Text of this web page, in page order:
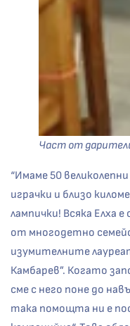
Част от
“Имаме 50
играчки и близо
лампички! Всяка Елха
от многодетно
изумителните
Камбарев”. Когато
сме с него поне до
така помощта ни е